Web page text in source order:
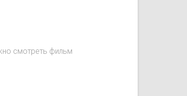
смотреть фильм